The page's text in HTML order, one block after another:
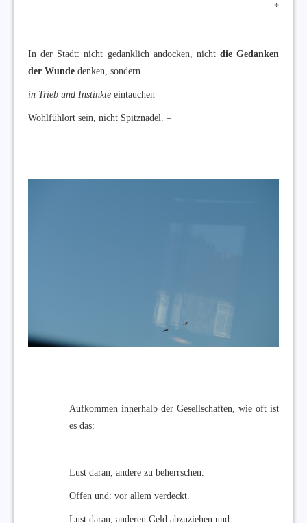
*
In der Stadt: nicht gedanklich andocken, nicht die Gedanken
der Wunde denken, sondern
in Trieb und Instinkte eintauchen
Wohlfühlort sein, nicht Spitznadel. –
Aufkommen innerhalb der Gesellschaften, wie oft ist
es das:
Lust daran, andere zu beherrschen.
Offen und: vor allem verdeckt.
Lust daran, anderen Geld abzuziehen und